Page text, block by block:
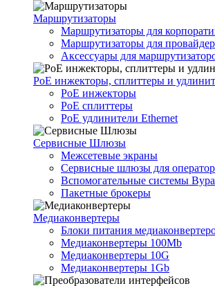
Маршрутизаторы
Маршрутизаторы для
Маршрутизаторы для
Аксессуары для
PoE инжекторы, сплиттеры и
PoE инжекторы
PoE сплиттеры
PoE удлинители Ethernet
Сервисные Шлюзы
Межсетевые экраны
Сервисные шлюзы для
Вспомогательные системы
Пакетные брокеры
Медиаконвертеры
Блоки питания
Медиаконвертеры 100Mb
Медиаконвертеры 10G
Медиаконвертеры 1Gb